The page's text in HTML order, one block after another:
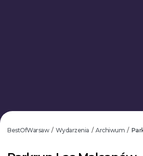
BestOfWarsaw / Wydarzenia / Archiwum /